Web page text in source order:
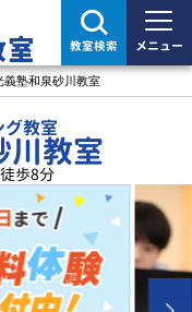
教室検索 メニュー
義塾和泉砂川教室
グ教室
川教室
歩8分